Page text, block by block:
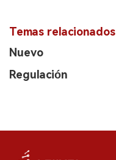
Temas relacionados
Nuevo
Regulación